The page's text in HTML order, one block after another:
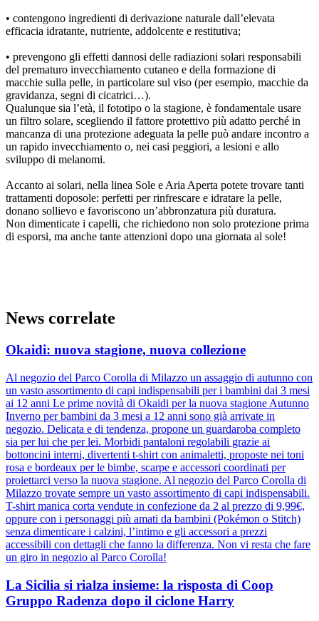
• contengono ingredienti di derivazione naturale dall’elevata
efficacia idratante, nutriente, addolcente e restitutiva;
• prevengono gli effetti dannosi delle radiazioni solari responsabili
del prematuro invecchiamento cutaneo e della formazione di
macchie sulla pelle, in particolare sul viso (per esempio, macchie da
gravidanza, segni di cicatrici…).
Qualunque sia l’età, il fototipo o la stagione, è fondamentale usare
un filtro solare, scegliendo il fattore protettivo più adatto perché in
mancanza di una protezione adeguata la pelle può andare incontro a
un rapido invecchiamento o, nei casi peggiori, a lesioni e allo
sviluppo di melanomi.
Accanto ai solari, nella linea Sole e Aria Aperta potete trovare tanti
trattamenti doposole: perfetti per rinfrescare e idratare la pelle,
donano sollievo e favoriscono un’abbronzatura più duratura.
Non dimenticate i capelli, che richiedono non solo protezione prima
di esporsi, ma anche tante attenzioni dopo una giornata al sole!
News correlate
Okaidi: nuova stagione, nuova collezione
Al negozio del Parco Corolla di Milazzo un assaggio di autunno con
un vasto assortimento di capi indispensabili per i bambini dai 3 mesi
ai 12 anni Le prime novità di Okaidi per la nuova stagione Autunno
Inverno per bambini da 3 mesi a 12 anni sono già arrivate in
negozio. Delicata e di tendenza, propone un guardaroba completo
sia per lui che per lei. Morbidi pantaloni regolabili grazie ai
bottoncini interni, divertenti t-shirt con animaletti, proposte nei toni
rosa e bordeaux per le bimbe, scarpe e accessori coordinati per
proiettarci verso la nuova stagione. Al negozio del Parco Corolla di
Milazzo trovate sempre un vasto assortimento di capi indispensabili.
T-shirt manica corta vendute in confezione da 2 al prezzo di 9,99€,
oppure con i personaggi più amati da bambini (Pokémon o Stitch)
senza dimenticare i calzini, l’intimo e gli accessori a prezzi
accessibili con dettagli che fanno la differenza. Non vi resta che fare
un giro in negozio al Parco Corolla!
La Sicilia si rialza insieme: la risposta di Coop
Gruppo Radenza dopo il ciclone Harry